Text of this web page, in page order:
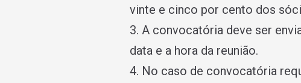
vinte e cinco por cento dos
3. A convocatória deve ser
data e a hora da reunião.
4. No caso de convocatória